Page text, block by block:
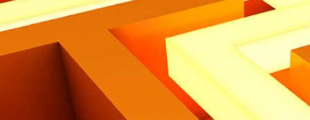
Clienti
Heritage
Lavora con noi